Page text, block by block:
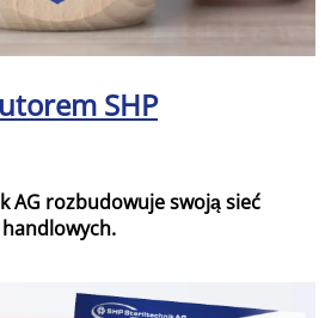
SHP
AG rozbudowuje swoją sieć